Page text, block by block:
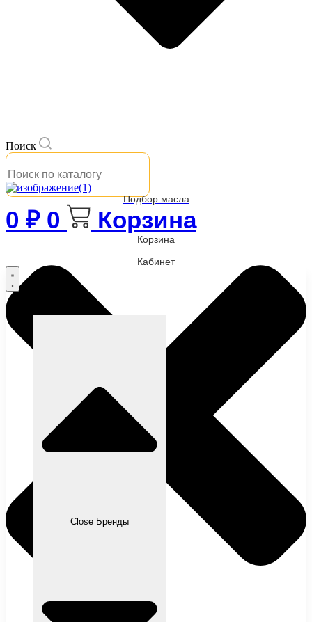
Поиск
Подбор масла
0 ₽ 0 Корзина
Корзина
Кабинет
Close Бренды